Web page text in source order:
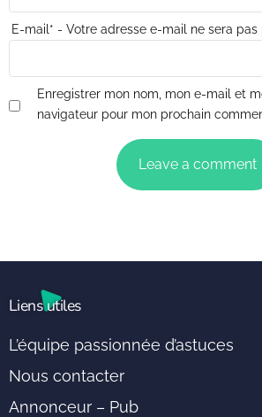
E-mail * - Votre adresse e-mail ne sera pas
Enregistrer mon nom, mon e-mail et
navigateur pour mon prochain
Liens utiles
L’équipe passionnée d’astuces
Nous contacter
Annonceur – Pub